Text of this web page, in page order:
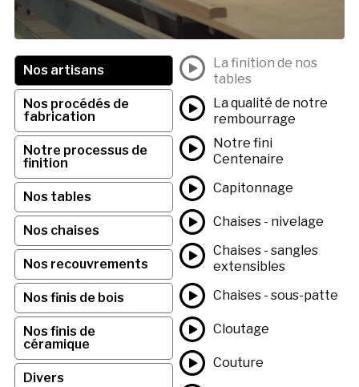
Nos artisans
Nos procédés de
fabrication
Notre processus de
finition
Nos tables
Nos chaises
Nos recouvrements
Nos finis de bois
Nos finis de
céramique
Divers
La finition de nos
tables
La qualité de notre
rembourrage
Notre fini
Centenaire
Capitonnage
Chaises - nivelage
Chaises - sangles
extensibles
Chaises - sous-patte
Cloutage
Couture